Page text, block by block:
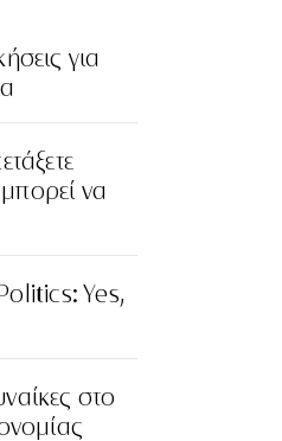
για
μπορεί να
Yes,
στο